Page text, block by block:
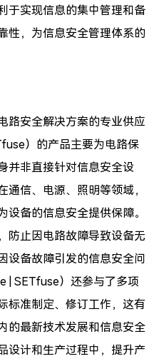
于实现信息的集中管理和备
性，为信息安全管理体系的
路安全解决方案的专业供应
）的产品主要为电路保
并非直接针对信息安全设
信、电源、照明等领域，
设备的信息安全提供保障。
防止因电路故障导致设备无
设备故障引发的信息安全问
| SETfuse）还参与了多项
标准制定、修订工作，这有
的最新技术发展和信息安全
设计和生产过程中，提升产